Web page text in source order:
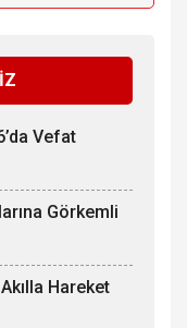
Vefat
Görkemli
Hareket